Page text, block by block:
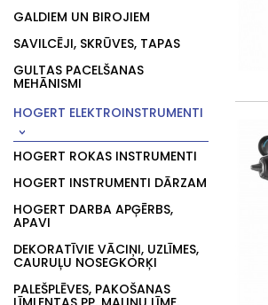
GALDIEM UN BIROJIEM
SAVILCĒJI, SKRŪVES, TAPAS
GULTAS PACELŠANAS
MEHĀNISMI
HOGERT ELEKTROINSTRUMENTI
HOGERT ROKAS INSTRUMENTI
HOGERT INSTRUMENTI DĀRZAM
HOGERT DARBA APĢĒRBS,
APAVI
DEKORATĪVIE VĀCIŅI, UZLĪMES,
CAURUĻU NOSEGKORĶI
PALEŠPLĒVES, PAKOŠANAS